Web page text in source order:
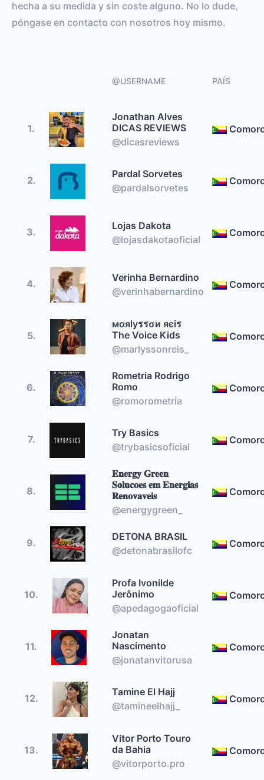
hecha a su medida y sin coste alguno. No lo dude,
póngase en contacto con nosotros hoy mismo.
@USERNAME PAÍS
1.
Jonathan Alves
DICAS REVIEWS
@dicasreviews
2.
Pardal Sorvetes
@pardalsorvetes
3.
Lojas Dakota
@lojasdakotaoficial
4.
Verinha Bernardino
@verinhabernardino
5.
мαяlyรรσи яєiร
The Voice Kids
@marlyssonreis_
6.
Rometria Rodrigo
Romo
@romorometria
7.
Try Basics
@trybasicsoficial
8.
𝐄𝐧𝐞𝐫𝐠𝐲 𝐆𝐫𝐞𝐞𝐧
𝐒𝐨𝐥𝐮𝐜𝐨𝐞𝐬 𝐞𝐦 𝐄𝐧𝐞𝐫𝐠𝐢𝐚𝐬
𝐑𝐞𝐧𝐨𝐯𝐚𝐯𝐞𝐢𝐬
@energygreen_
9.
DETONA BRASIL
@detonabrasilofc
10.
Profa Ivonilde
Jerônimo
@apedagogaoficial
11.
Jonatan
Nascimento
@jonatanvitorusa
12.
Tamine El Hajj
@tamineelhajj_
13.
Vitor Porto Touro
da Bahia
@vitorporto.pro